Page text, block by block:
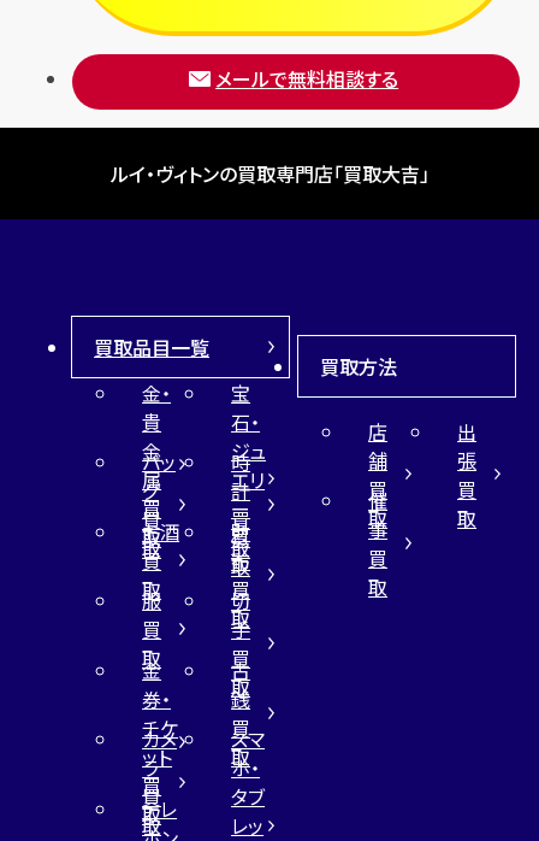
メールで無料相談する
ルイ・ヴィトンの買取専門店「買取大吉」
買取品目一覧
金・
貴
金
属
買
取
宝
石・
ジュ
エリ
ー
買
取
バッ
グ
買
取
時
計
買
取
お酒
買
取
財
布
買
取
服
買
取
切
手
買
取
金
券・
チケ
ット
買
取
古
銭
買
取
カメ
ラ
買
取
スマ
ホ・
タブ
レッ
テレ
買取方法
店
舗
買
取
出
張
買
取
催
事
買
取